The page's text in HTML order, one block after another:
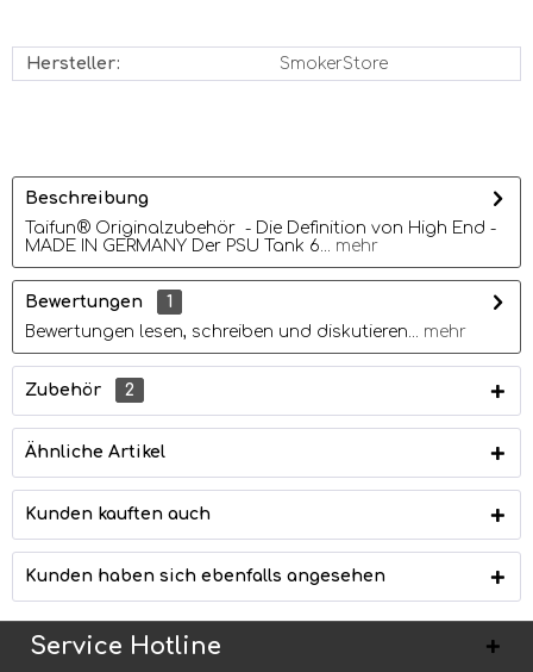
Hersteller: SmokerStore
Beschreibung
Taifun® Originalzubehör - Die Definition von High End -
MADE IN GERMANY Der PSU Tank 6... mehr
Bewertungen
1
Bewertungen lesen, schreiben und diskutieren... mehr
Zubehör 2
Ähnliche Artikel
Kunden kauften auch
Kunden haben sich ebenfalls angesehen
Service Hotline